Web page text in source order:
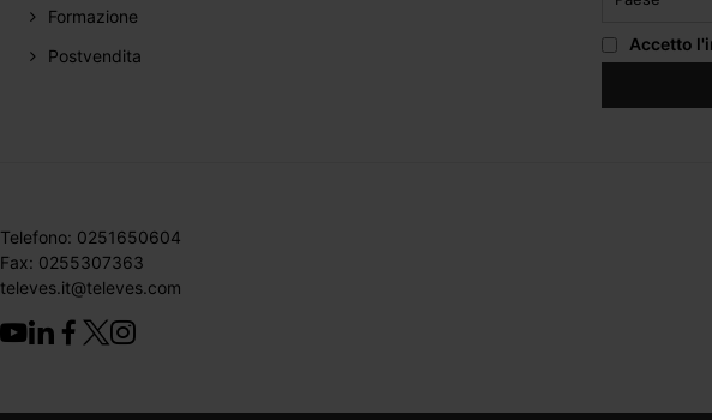
Formazione
Postvendita
Accetto
Telefono: 0251650604
Fax: 0255307363
televes.it@televes.com